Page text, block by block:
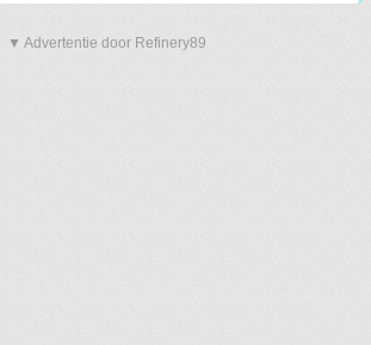
▼ Advertentie door Refinery89